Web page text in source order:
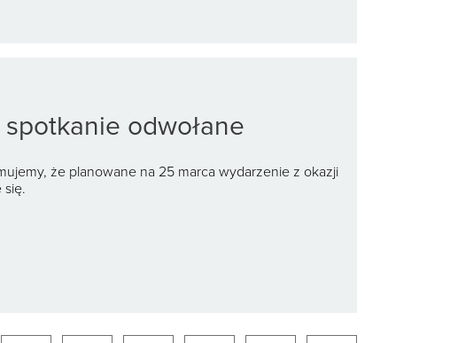
odwołane
że planowane na 25 marca wydarzenie z okazji
się.